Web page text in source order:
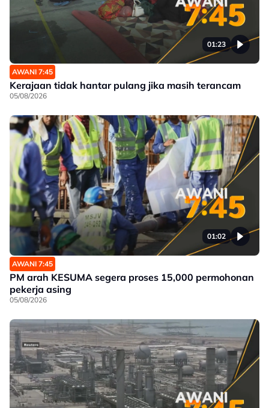
01:23
AWANI 7:45
Kerajaan tidak hantar pulang jika masih terancam
05/08/2026
01:02
AWANI 7:45
PM arah KESUMA segera proses 15,000 permohonan
pekerja asing
05/08/2026